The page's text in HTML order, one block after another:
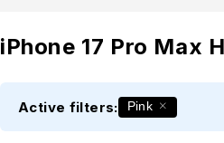
iPhone 17 Pro Max
Active filters: Pink